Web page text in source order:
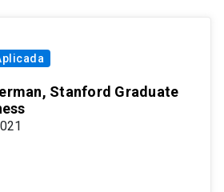
Stanford Graduate